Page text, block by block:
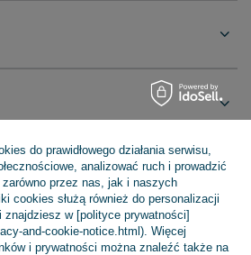
Klasztorna 38 ,83-400Kościerzyna
do prawidłowego działania serwisu,
analizować ruch i prowadzić
zarówno przez nas, jak i naszych
cookies służą również do personalizacji
znajdziesz w [polityce prywatności]
and-cookie-notice.html). Więcej
i prywatności można znaleźć także na